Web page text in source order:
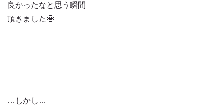
良かったなと思う瞬間
頂きました🤩
…しかし…